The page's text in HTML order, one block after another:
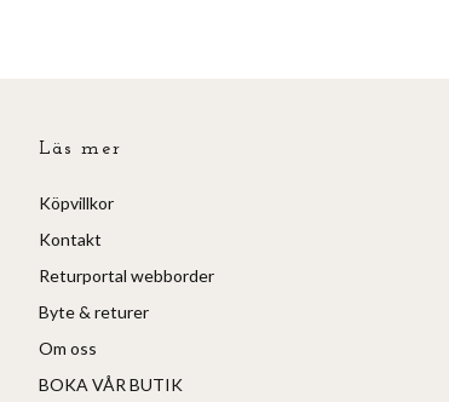
Läs mer
Köpvillkor
Kontakt
Returportal webborder
Byte & returer
Om oss
BOKA VÅR BUTIK